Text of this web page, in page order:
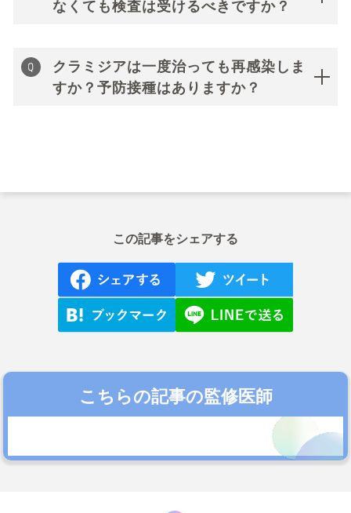
なくても検査は受けるべきですか？
クラミジアは一度治っても再感染しま
すか？予防接種はありますか？
この記事をシェアする
こちらの記事の監修医師